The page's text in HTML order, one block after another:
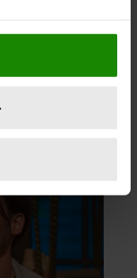
geografische
kan zijn
(fingerprinting)
advertenties te
media te bieden
Ook delen we